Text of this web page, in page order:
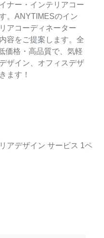
ナー・インテリアコー
。ANYTIMESのイン
アコーディネーター
容をご提案します。全
価格・高品質で、気軽
ザイン、オフィスデザ
ます！
アデザイン サービス 1ペ